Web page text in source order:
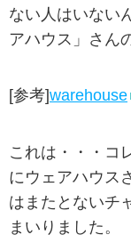
ない人はいない
アハウス」さん
[参考]warehouse
これは・・・コ
にウェアハウス
はまたとないチ
まいりました。